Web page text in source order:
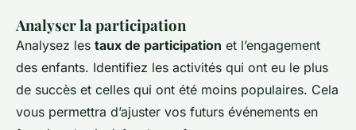
Analyser la participation
Analysez les taux de participation et l’engagement
des enfants. Identifiez les activités qui ont eu le plus
de succès et celles qui ont été moins populaires. Cela
vous permettra d’ajuster vos futurs événements en